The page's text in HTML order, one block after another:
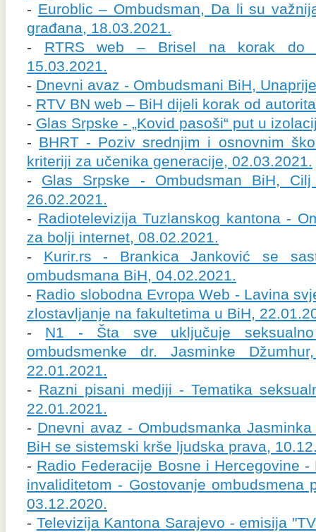
- Euroblic – Ombudsman, Da li su
građana, 18.03.2021.
- RTRS web – Brisel na korak do
15.03.2021.
- Dnevni avaz - Ombudsmani BiH,
- RTV BN web – BiH dijeli korak od
- Glas Srpske - „Kovid pasoši“ put u
- BHRT - Poziv srednjim i osnovnim
kriteriji za učenika generacije, 02.03.2021.
- Glas Srpske - Ombudsman BiH,
26.02.2021.
- Radiotelevizija Tuzlanskog kantona -
za bolji internet, 08.02.2021.
- Kurir.rs - Brankica Janković se
ombudsmana BiH, 04.02.2021.
- Radio slobodna Evropa Web - Lavina
zlostavljanje na fakultetima u BiH,
- N1 - Šta sve uključuje seksualno
ombudsmenke dr. Jasminke
22.01.2021.
- Razni pisani mediji - Tematika
22.01.2021.
- Dnevni avaz - Ombudsmanka
BiH se sistemski krše ljudska prava,
- Radio Federacije Bosne i Hercegovine
invaliditetom - Gostovanje ombudsmena
03.12.2020.
- Televizija Kantona Sarajevo - emisija